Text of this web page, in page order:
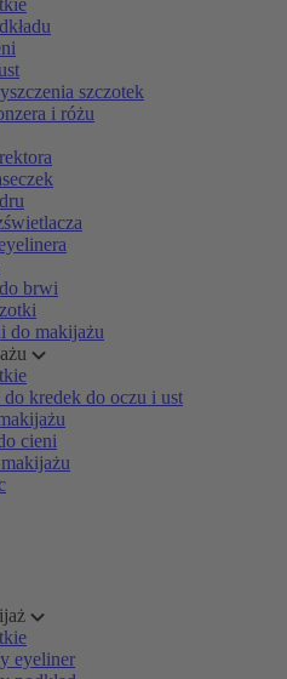
szczotek
i różu
brwi
do makijażu
kredek do oczu i ust
cieni
eyeliner